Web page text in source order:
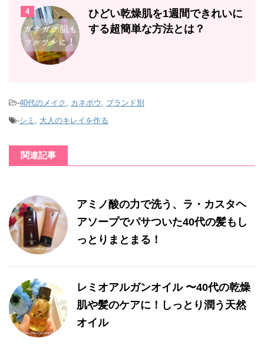
4
ひどい乾燥肌を1週間できれいに
する超簡単な方法とは？
-40代のメイク カネボウ
ブランド別
-シミ 大人のキレイを作る
関連記事
アミノ酸の力で洗う、ラ・カスタヘ
アソープでパサついた40代の髪もし
っとりまとまる！
レミオアルガンオイル 〜40代の乾燥
肌や髪のケアに！しっとり潤う天然
オイル